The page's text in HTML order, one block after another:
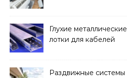
Глухие металлические
лотки для кабелей
Раздвижные системы